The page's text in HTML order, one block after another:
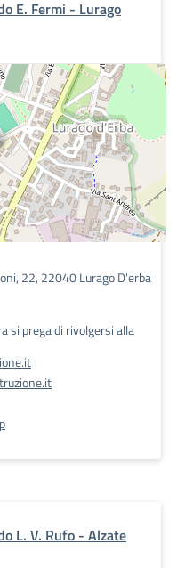
E. Fermi - Lurago
22, 22040 Lurago D'erba
si prega di rivolgersi alla
L. V. Rufo - Alzate